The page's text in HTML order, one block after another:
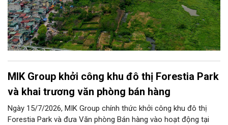
MIK Group khởi công khu đô thị Forestia Park
và khai trương văn phòng bán hàng
Ngày 15/7/2026, MIK Group chính thức khởi công khu đô thị
Forestia Park và đưa Văn phòng Bán hàng vào hoạt động tại